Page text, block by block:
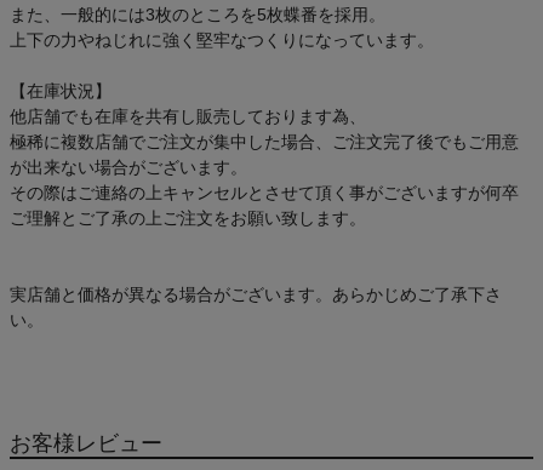
また、一般的には3枚のところを5枚蝶番を採用。
上下の力やねじれに強く堅牢なつくりになっています。
【在庫状況】
他店舗でも在庫を共有し販売しております為、
極稀に複数店舗でご注文が集中した場合、ご注文完了後でもご用意
が出来ない場合がございます。
その際はご連絡の上キャンセルとさせて頂く事がございますが何卒
ご理解とご了承の上ご注文をお願い致します。
実店舗と価格が異なる場合がございます。あらかじめご了承下さ
い。
お客様レビュー